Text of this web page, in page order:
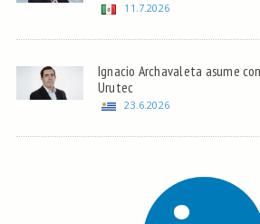
11.7.2026
Ignacio Archavaleta asume
Urutec
23.6.2026